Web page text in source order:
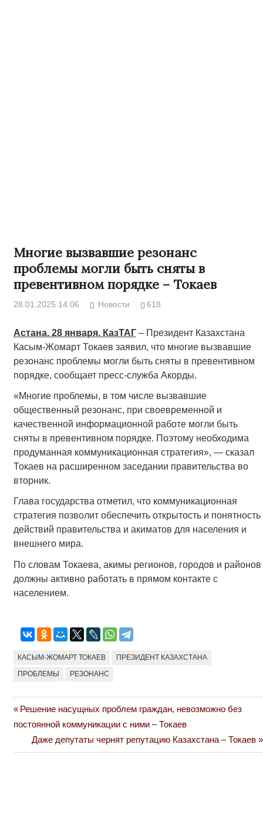
Многие вызвавшие резонанс
проблемы могли быть сняты в
превентивном порядке – Токаев
28.01.2025 14:06 Новости 618
Астана. 28 января. КазТАГ– Президент Казахстана
Касым-Жомарт Токаев заявил, что многие вызвавшие
резонанс проблемы могли быть сняты в превентивном
порядке, сообщает пресс-служба Акорды.
«Многие проблемы, в том числе вызвавшие
общественный резонанс, при своевременной и
качественной информационной работе могли быть
сняты в превентивном порядке. Поэтому необходима
продуманная коммуникационная стратегия», — сказал
Токаев на расширенном заседании правительства во
вторник.
Глава государства отметил, что коммуникационная
стратегия позволит обеспечить открытость и понятность
действий правительства и акиматов для населения и
внешнего мира.
По словам Токаева, акимы регионов, городов и районов
должны активно работать в прямом контакте с
населением.
КАСЫМ-ЖОМАРТ ТОКАЕВ ПРЕЗИДЕНТ КАЗАХСТАНА
ПРОБЛЕМЫ РЕЗОНАНС
Навигация
Previous
Post:
Решение насущных проблем граждан, невозможно без
постоянной коммуникации с ними – Токаев
Next
Post:
Даже депутаты чернят репутацию Казахстана – Токаев